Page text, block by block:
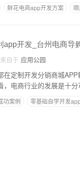
鲜花电商app开发方案
app开发_台州电商导
来自于 应用公园
在定制开发分销商城
，电商行业的发展是十
功案例 零基础自学开发